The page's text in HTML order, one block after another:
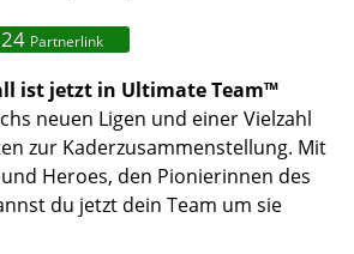
24 Partnerlink
ist jetzt in Ultimate Team™
neuen Ligen und einer Vielzahl
zur Kaderzusammenstellung. Mit
Heroes, den Pionierinnen des
du jetzt dein Team um sie